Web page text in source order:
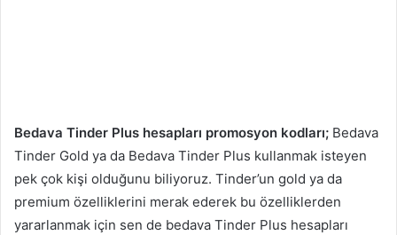
Bedava Tinder Plus hesapları promosyon kodları; Bedava
Tinder Gold ya da Bedava Tinder Plus kullanmak isteyen
pek çok kişi olduğunu biliyoruz. Tinder’un gold ya da
premium özelliklerini merak ederek bu özelliklerden
yararlanmak için sen de bedava Tinder Plus hesapları